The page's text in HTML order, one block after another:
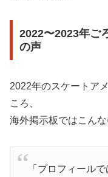
2022〜2023年ご
の声
2022年のスケートア
ころ、
海外掲示板ではこん
「プロフィール